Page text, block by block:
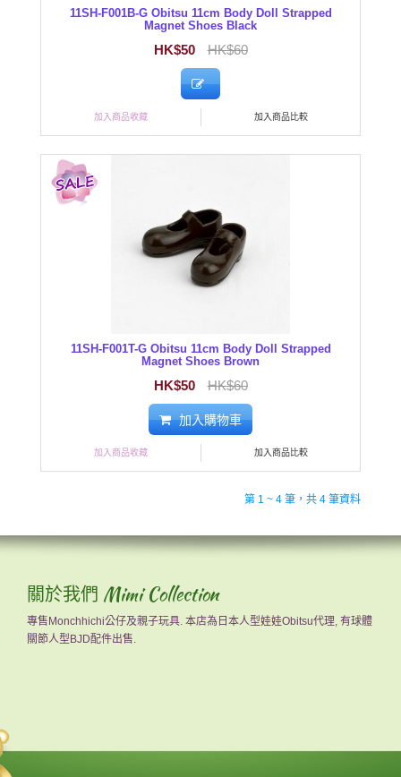
11SH-F001B-G Obitsu 11cm Body Doll Strapped
Magnet Shoes Black
HK$50 HK$60
加入商品收藏 加入商品比較
11SH-F001T-G Obitsu 11cm Body Doll Strapped
Magnet Shoes Brown
HK$50 HK$60
加入購物車
加入商品收藏 加入商品比較
第 1 ~ 4 筆，共 4 筆資料
關於我們 Mimi Collection
專售Monchhichi公仔及親子玩具. 本店為日本人型娃娃Obitsu代理, 有球體
關節人型BJD配件出售.